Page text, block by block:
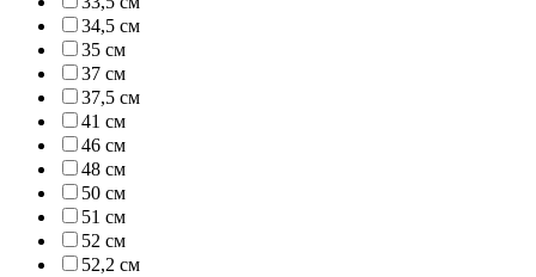
34,5 см
35 см
37 см
37,5 см
41 см
46 см
48 см
50 см
51 см
52 см
52,2 см